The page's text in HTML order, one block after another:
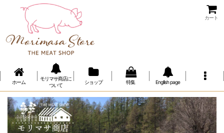
カート
ホーム
モリマサ商店に
ついて
ショップ 特集 Engllish page